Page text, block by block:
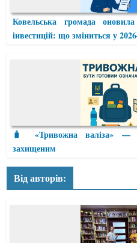
Ковельська громада
інвестицій: що зміниться у
🧳 «Тривожна валіза» —
захищеним
Від авторів: